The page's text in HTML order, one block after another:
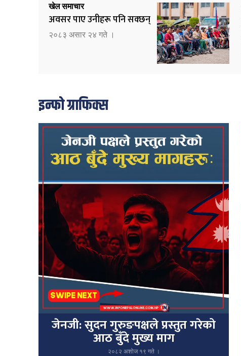
खेल समाचार
अवसर पाए उनीहरू पनि सक्छन्
२०८३ असार २४ गते ।
इन्फो ग्राफिक्स
जेनजी: सुदन गुरुङपक्षले प्रस्तुत गरेको
आठ बुँदे मुख्य माग
२०८२ अशोज १९ गते ।